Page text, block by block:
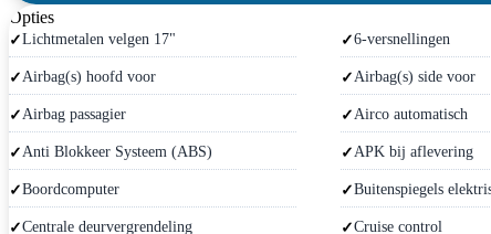
Opties
Lichtmetalen velgen 17" 6-versnellingen
Airbag(s) hoofd voor Airbag(s) side voor
Airbag passagier Airco automatisch
Anti Blokkeer Systeem (ABS) APK bij aflevering
Boordcomputer Buitenspiegels
Centrale deurvergrendeling Cruise control